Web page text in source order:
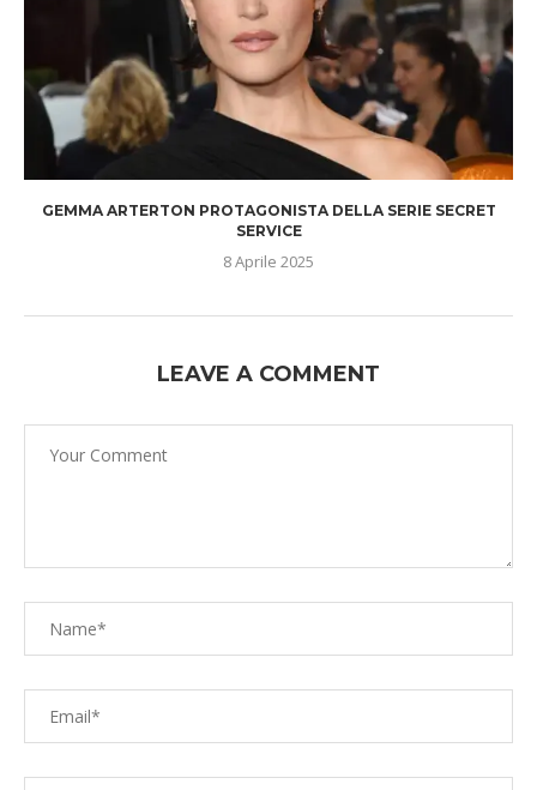
GEMMA ARTERTON PROTAGONISTA DELLA SERIE SECRET
SERVICE
8 Aprile 2025
LEAVE A COMMENT